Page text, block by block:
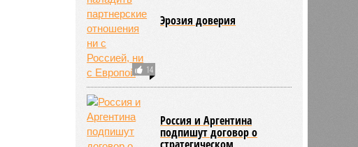
14
Эрозия доверия
Россия и Аргентина
подпишут договор о
стратегическом